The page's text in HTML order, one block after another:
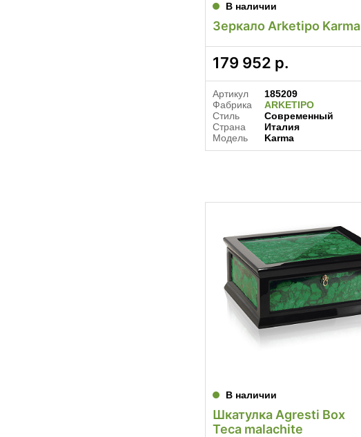
В наличии
Зеркало Arketipo Karma
179 952 р.
Артикул
185209
Фабрика
ARKETIPO
Стиль
Современный
Страна
Италия
Модель
Karma
В наличии
Шкатулка Agresti Box
Teca malachite